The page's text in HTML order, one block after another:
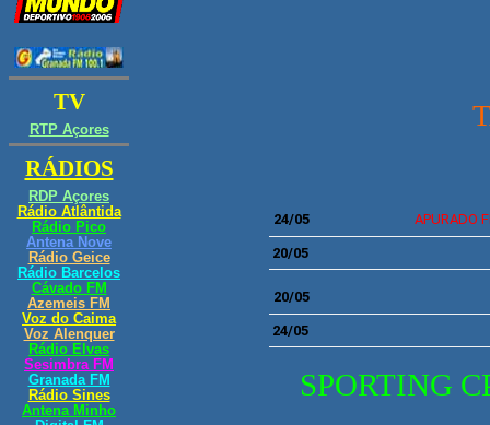
24/05 APURADO
20/05
20/05
24/05
SPORTING